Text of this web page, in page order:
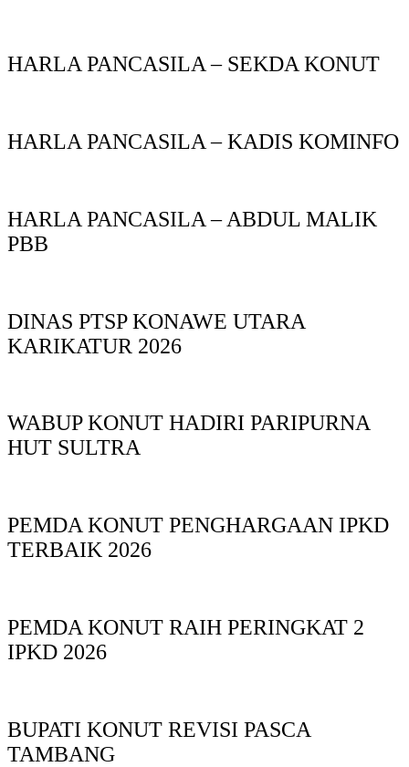
HARLA PANCASILA – SEKDA KONUT
HARLA PANCASILA – KADIS KOMINFO
HARLA PANCASILA – ABDUL MALIK
PBB
DINAS PTSP KONAWE UTARA
KARIKATUR 2026
WABUP KONUT HADIRI PARIPURNA
HUT SULTRA
PEMDA KONUT PENGHARGAAN IPKD
TERBAIK 2026
PEMDA KONUT RAIH PERINGKAT 2
IPKD 2026
BUPATI KONUT REVISI PASCA
TAMBANG